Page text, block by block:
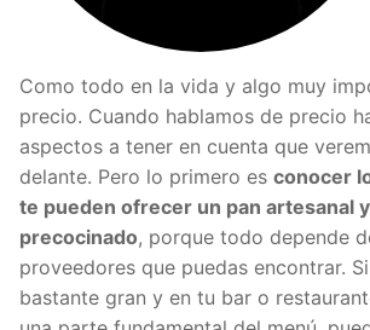
Como todo en la vida y algo muy
precio. Cuando hablamos de precio
aspectos a tener en cuenta que
delante. Pero lo primero es conocer
te pueden ofrecer un pan artesanal
precocinado, porque todo depende
proveedores que puedas encontrar.
bastante gran y en tu bar o